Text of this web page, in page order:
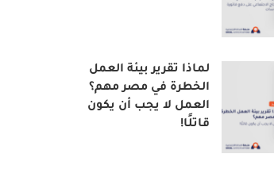
لماذا تقرير بيئة العمل
الخطرة في مصر مهم؟
العمل لا يجب أن يكون
قاتلًا!